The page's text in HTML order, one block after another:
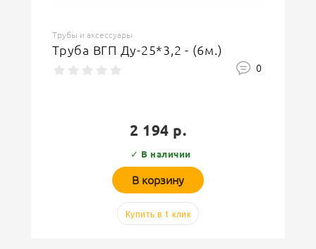
Трубы и аксессуары
Труба ВГП Ду-25*3,2 - (6м.)
0
2 194 р.
✓ В наличии
В корзину
Купить в 1 клик